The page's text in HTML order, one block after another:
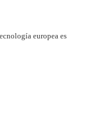
europea es